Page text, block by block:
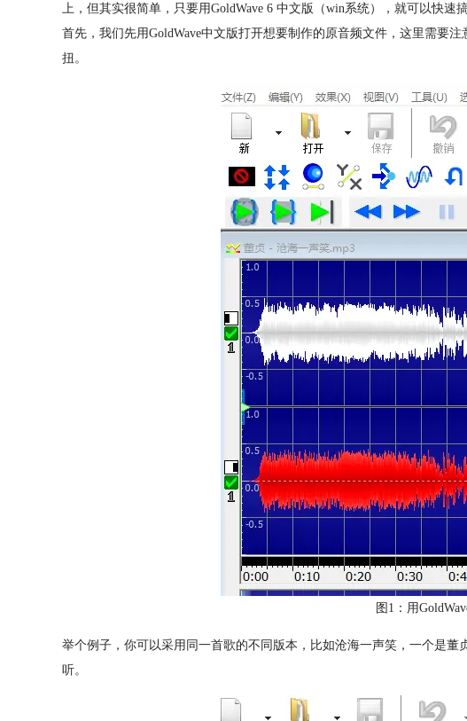
上，但其实很简单，只要用GoldWave 6 中文版（win系统），就可以快速搞
首先，我们先用GoldWave中文版打开想要制作的原音频文件，这里需要
扭。
图1：用
举个例子，你可以采用同一首歌的不同版本，比如沧海一声笑，一个是
听。